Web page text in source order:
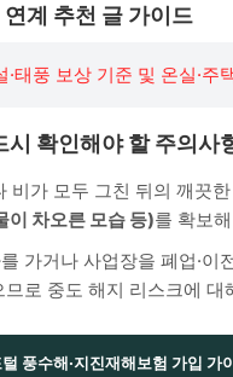
계 추천 글 가이드
태풍 보상 기준 및 온실·주
시 확인해야 할 주의사
비가 모두 그친 뒤의 깨끗
이 차오른 모습 등)를 확보
가거나 사업장을 폐업·
로 중도 해지 리스크에
풍수해·지진재해보험 가입 가